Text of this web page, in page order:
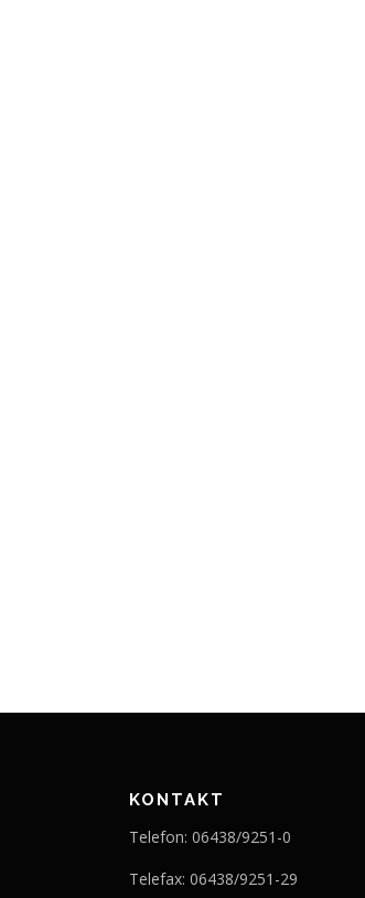
KONTAKT
Telefon: 06438/9251-0
Telefax: 06438/9251-29